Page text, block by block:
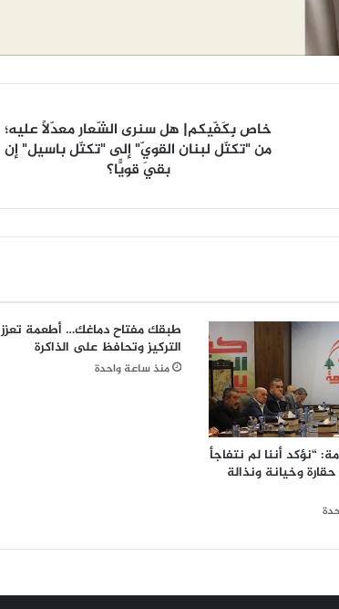
بِكَفّيكم|
معدّلًا
عليه؛
إلى
إن
بقيَ
قويًّا؟
خاص بِكَفّيكم| هل سنرى الشّعار معدّلًا عليه؛
من "تكتّل لبنان القويّ" إلى "تكتّل باسيل" إن
بقيَ قويًّا؟
“نؤكد أننا لم نتفاجأ
وخيانة ونذالة
طبقك مفتاح دماغك… أطعمة تعزز
التركيز وتحافظ على الذاكرة
منذ ساعة واحدة